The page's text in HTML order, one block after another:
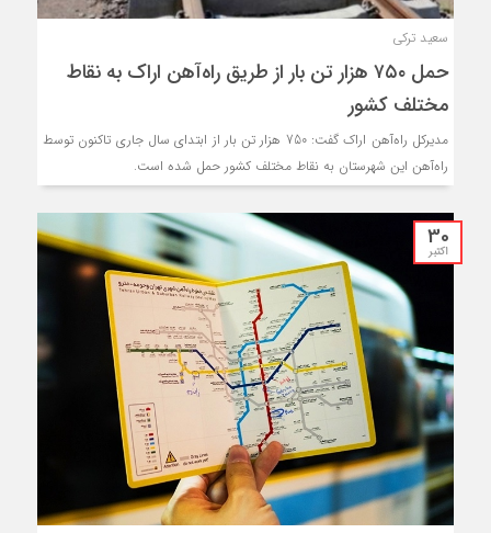
سعید ترکی
حمل ۷۵۰ هزار تن بار از طریق راه‌آهن اراک به نقاط
مختلف کشور
مدیرکل راه‌آهن اراک گفت: 750 هزار تن بار از ابتدای سال جاری تاکنون توسط
راه‌آهن این شهرستان به نقاط مختلف کشور حمل شده‌ است.
30
اکتبر